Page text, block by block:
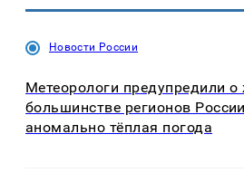
Новости России
Метеорологи предупредили о
большинстве регионов
аномально тёплая погода